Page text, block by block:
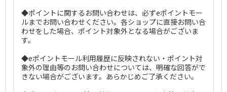
◆ポイントに関するお問い合わせは、必ずeポイントモー
ルまでお問い合わせください。各ショップに直接お問い合
わせをした場合、ポイント対象外となる場合がございま
す。
◆eポイントモール利用履歴に反映されない・ポイント対
象外の理由等のお問い合わせについては、明確な回答がで
きない場合がございます。あらかじめご了承ください。